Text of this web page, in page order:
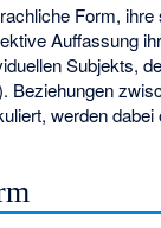
Form,
Auffassung
Subjekts,
Beziehungen
werden